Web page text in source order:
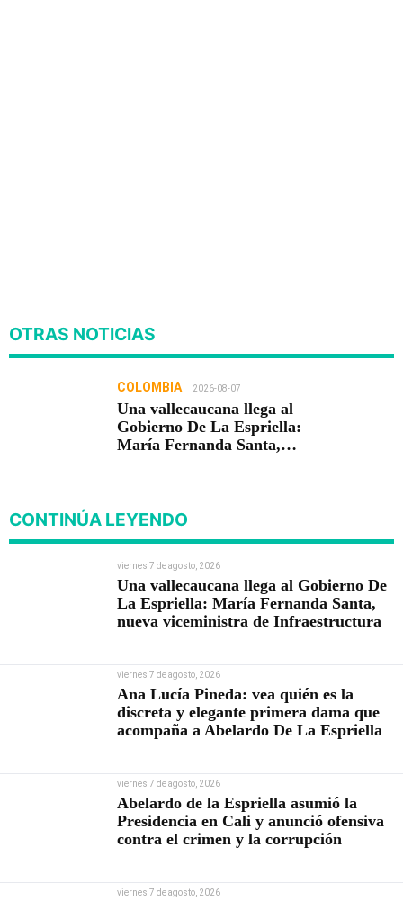
OTRAS NOTICIAS
COLOMBIA 2026-08-07
Una vallecaucana llega al
Gobierno De La Espriella:
María Fernanda Santa,
CONTINÚA LEYENDO
viernes 7 de agosto, 2026
Una vallecaucana llega al Gobierno De
La Espriella: María Fernanda Santa,
nueva viceministra de Infraestructura
viernes 7 de agosto, 2026
Ana Lucía Pineda: vea quién es la
discreta y elegante primera dama que
acompaña a Abelardo De La Espriella
viernes 7 de agosto, 2026
Abelardo de la Espriella asumió la
Presidencia en Cali y anunció ofensiva
contra el crimen y la corrupción
viernes 7 de agosto, 2026